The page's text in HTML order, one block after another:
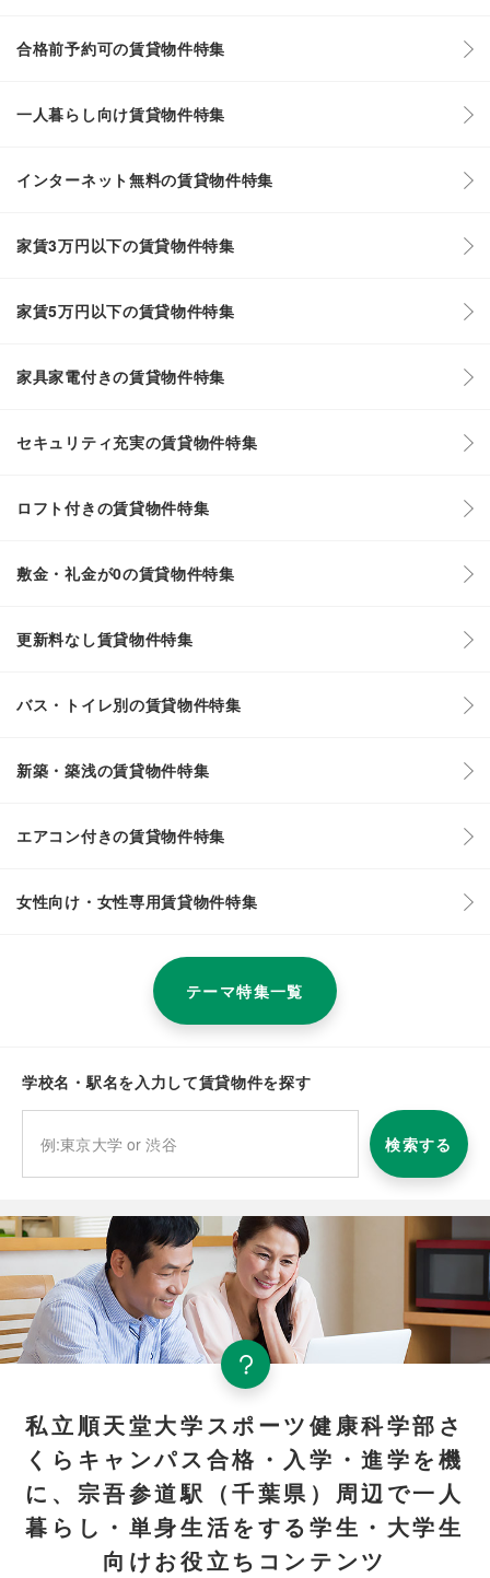
合格前予約可の賃貸物件特集
一人暮らし向け賃貸物件特集
インターネット無料の賃貸物件特集
家賃3万円以下の賃貸物件特集
家賃5万円以下の賃貸物件特集
家具家電付きの賃貸物件特集
セキュリティ充実の賃貸物件特集
ロフト付きの賃貸物件特集
敷金・礼金が0の賃貸物件特集
更新料なし賃貸物件特集
バス・トイレ別の賃貸物件特集
新築・築浅の賃貸物件特集
エアコン付きの賃貸物件特集
女性向け・女性専用賃貸物件特集
テーマ特集一覧
学校名・駅名を入力して賃貸物件を探す
検索する
私立順天堂大学スポーツ健康科学部さ
くらキャンパス合格・入学・進学を機
に、宗吾参道駅（千葉県）周辺で一人
暮らし・単身生活をする学生・大学生
向けお役立ちコンテンツ